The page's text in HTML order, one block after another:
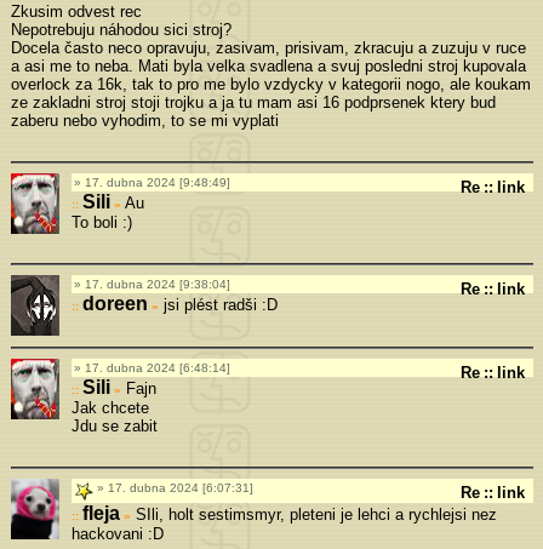
Zkusim odvest rec
Nepotrebuju náhodou sici stroj?
Docela často neco opravuju, zasivam, prisivam, zkracuju a zuzuju v ruce
a asi me to neba. Mati byla velka svadlena a svuj posledni stroj kupovala
overlock za 16k, tak to pro me bylo vzdycky v kategorii nogo, ale koukam
ze zakladni stroj stoji trojku a ja tu mam asi 16 podprsenek ktery bud
zaberu nebo vyhodim, to se mi vyplati
17. dubna 2024 [9:48:49] Re :: link
Sili » Au
To boli :)
17. dubna 2024 [9:38:04] Re :: link
doreen » jsi plést radši :D
17. dubna 2024 [6:48:14] Re :: link
Sili »
Fajn
Jak chcete
Jdu se zabit
17. dubna 2024 [6:07:31] Re :: link
fleja» SIli, holt sestimsmyr, pleteni je lehci a rychlejsi nez
hackovani :D